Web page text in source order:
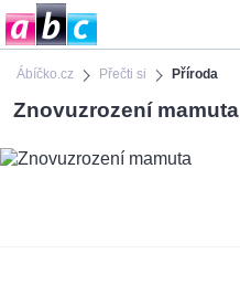
Ábíčko.cz Přečti si Příroda
Znovuzrození mamuta